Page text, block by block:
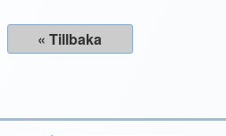
« Tillbaka